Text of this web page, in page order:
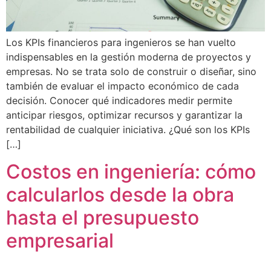
Los KPIs financieros para ingenieros se han vuelto
indispensables en la gestión moderna de proyectos y
empresas. No se trata solo de construir o diseñar, sino
también de evaluar el impacto económico de cada
decisión. Conocer qué indicadores medir permite
anticipar riesgos, optimizar recursos y garantizar la
rentabilidad de cualquier iniciativa. ¿Qué son los KPIs
[…]
Costos en ingeniería: cómo
calcularlos desde la obra
hasta el presupuesto
empresarial